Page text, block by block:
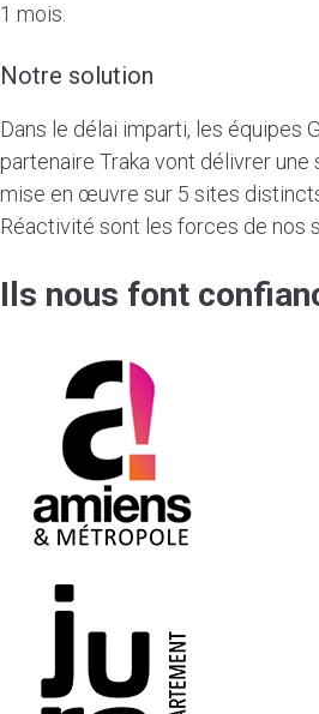
1 mois.
Notre solution
Dans le délai imparti, les équipes
partenaire Traka vont délivrer
mise en œuvre sur 5 sites
Réactivité sont les forces de nos
Ils nous font